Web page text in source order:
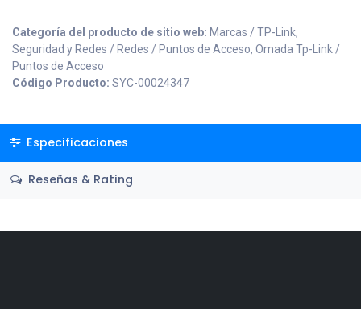
Categoría del producto de sitio web: Marcas / TP-Link,
Seguridad y Redes / Redes / Puntos de Acceso, Omada Tp-Link /
Puntos de Acceso
Código Producto: SYC-00024347
Especificaciones
Reseñas & Rating